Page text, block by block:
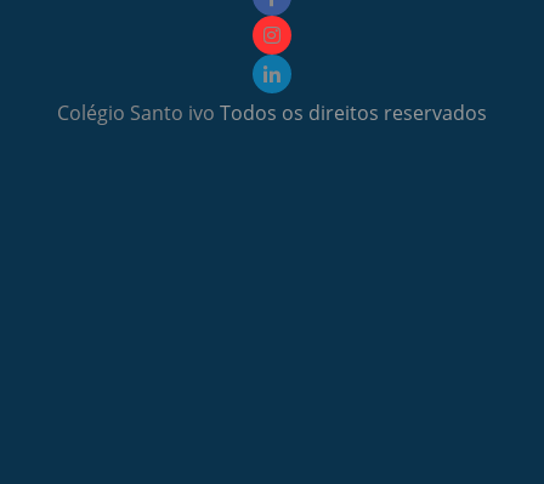
Colégio Santo ivo Todos os direitos reservados